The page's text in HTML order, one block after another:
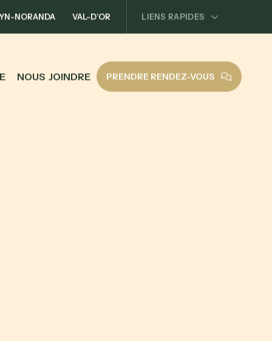
NORANDA VAL-D’OR LIENS RAPIDES
NOUS JOINDRE PRENDRE RENDEZ-VOUS